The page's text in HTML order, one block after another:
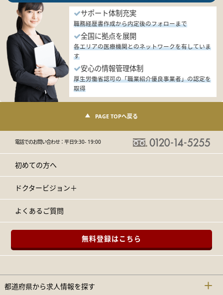
サポート体制充実
職務経歴書作成から内定後のフォローまで
全国に拠点を展開
各エリアの医療機関とのネットワークを有していま
す
安心の情報管理体制
厚生労働省認可の「職業紹介優良事業者」の認定を
取得
PAGE TOPへ戻る
電話でのお問い合わせ：平日9:30- 19:00
初めての方へ
ドクタービジョン＋
よくあるご質問
無料登録はこちら
都道府県から求人情報を探す